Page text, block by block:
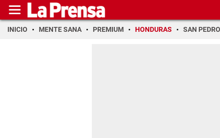
INICIO MENTE SANA PREMIUM HONDURAS SAN PEDRO